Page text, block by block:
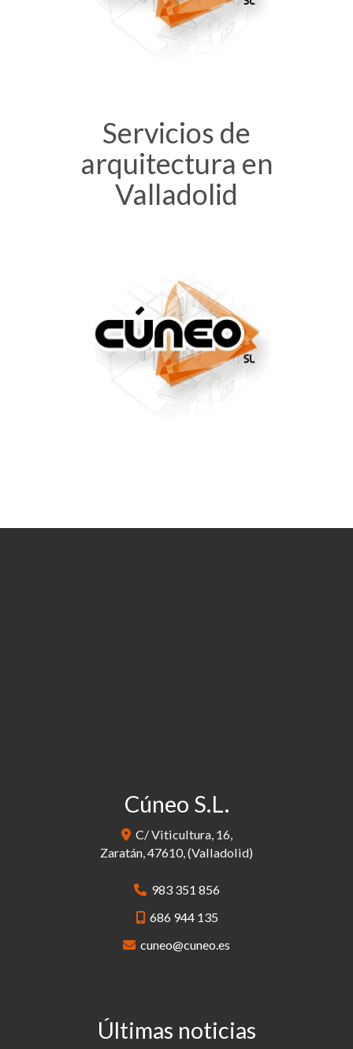
Servicios de
arquitectura en
Valladolid
Cúneo S.L.
C/ Viticultura, 16,
Zaratán,47610,(Valladolid)
983 351 856
686 944 135
cuneo
cuneo.es
Últimas noticias